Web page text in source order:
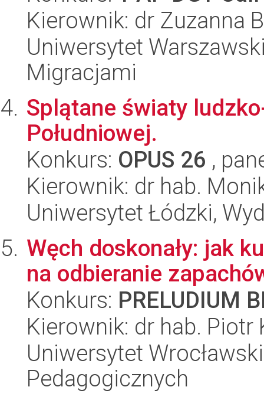
Kierownik: dr Zuzanna
Uniwersytet
Migracjami
Splątane światy
Południowej.
Konkurs: OPUS 26 ,
Kierownik: dr hab.
Uniwersytet Łódzki,
Węch doskonały: jak
na odbieranie
Konkurs: PRELUDIUM
Kierownik: dr hab.
Uniwersytet
Pedagogicznych